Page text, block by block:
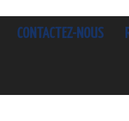
CONTACTEZ-NOUS